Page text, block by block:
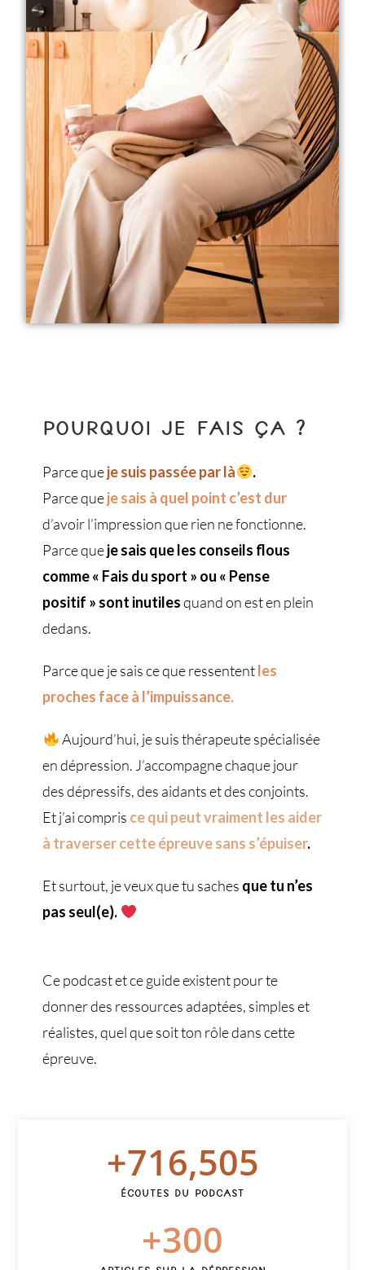
POURQUOI JE FAIS ÇA ?
Parce queje suis passée par là
.
Parce queje sais à quel point c’est dur
d’avoir l’impression que rien ne fonctionne.
Parce queje sais que les conseils flous
comme « Fais du sport » ou « Pense
positif » sont inutilesquand on est en plein
dedans.
Parce que je sais ce que ressententles
proches face à l’impuissance.
Aujourd’hui, je suis thérapeute spécialisée
en dépression. J’accompagne chaque jour
des dépressifs, des aidants et des conjoints.
Et j’ai compris ce qui peut vraiment les aider
à traverser cette épreuve sans s’épuiser.
Et surtout, je veux que tu saches que tu n’es
pas seul(e).
Ce podcast et ce guide existent pour te
donner des ressources adaptées, simples et
réalistes, quel que soit ton rôle dans cette
épreuve.
Écoutes du Podcast
+716,505
+300